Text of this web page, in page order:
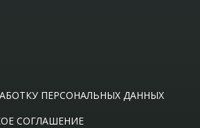
ПЕРСОНАЛЬНЫХ ДАННЫХ
СОГЛАШЕНИЕ